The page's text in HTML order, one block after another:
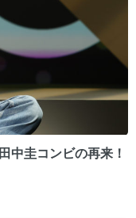
中圭コンビの再来！